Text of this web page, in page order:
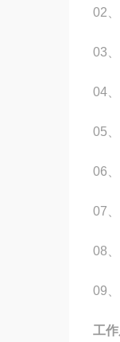
02
03
04
05
06
07
08
09
工